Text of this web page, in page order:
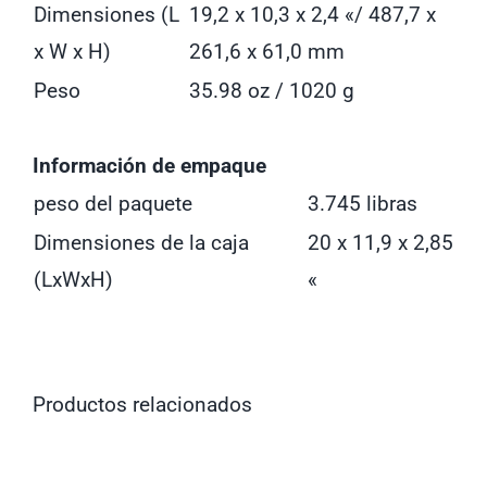
Dimensiones (L
x W x H)
19,2 x 10,3 x 2,4 «/ 487,7 x
261,6 x 61,0 mm
Peso
35.98 oz / 1020 g
Información de empaque
peso del paquete
3.745 libras
Dimensiones de la caja
(LxWxH)
20 x 11,9 x 2,85
«